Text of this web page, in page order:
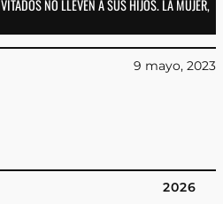
NO LLEVEN A SUS HIJOS. LA MUJER,
9 mayo, 2023
2026